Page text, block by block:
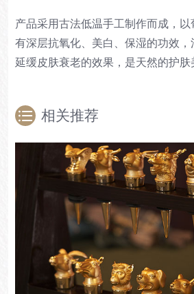
产品采用古法低温手工制作而成，
有深层抗氧化、美白、保湿的功效，
延缓皮肤衰老的效果，是天然的护肤
相关推荐